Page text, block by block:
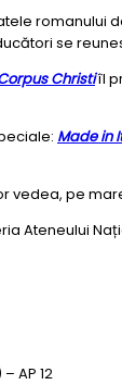
romanului
se
Christiîl
Made in
vedea, pe
Ateneului
AP 12